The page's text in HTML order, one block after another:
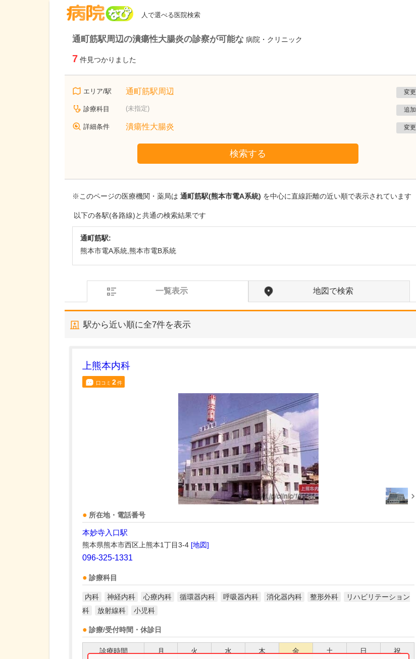
人で選べる医院検索
通町筋駅周辺の潰瘍性大腸炎の診察が可能な 病院・クリニック
7 件見つかりました
エリア/駅 通町筋駅周辺 変更
診療科目 (未指定) 追加
詳細条件 潰瘍性大腸炎 変更
検索する
※このページの医療機関・薬局は 通町筋駅(熊本市電A系統) を中心に直線距離の近い順で表示されています
以下の各駅(各路線)と共通の検索結果です
通町筋駅:
熊本市電A系統,熊本市電B系統
一覧表示 地図で検索
駅から近い順に全7件を表示
上熊本内科
口コミ 2件
所在地・電話番号
本妙寺入口駅
熊本県熊本市西区上熊本1丁目3-4 [地図]
096-325-1331
診療科目
内科 神経内科 心療内科 循環器内科 呼吸器内科 消化器内科 整形外科
リハビリテーション
科
放射線科 小児科
診療/受付時間・休診日
診療時間 月 火 水 木 金 土 日 祝
神奈川県横浜市西区
みなとみらい夢クリニック
が受けられるのでしょうか?
応し、患者さんの状態や
希望に合わせた最適な治
療をトータルでサポート
しています。そのなかで